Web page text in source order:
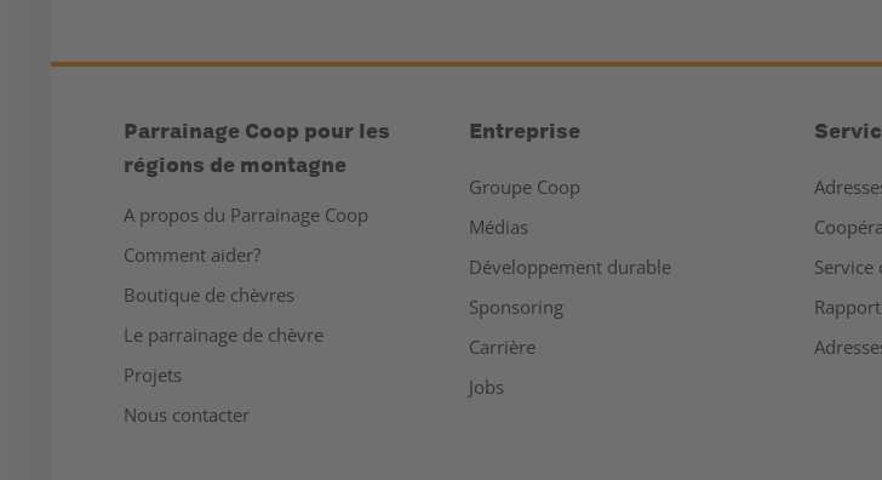
Parrainage Coop pour les
régions de montagne
A propos du Parrainage Coop
Comment aider?
Boutique de chèvres
Le parrainage de chèvre
Projets
Nous contacter
Entreprise
Groupe Coop
Médias
Développement durable
Sponsoring
Carrière
Jobs
Service